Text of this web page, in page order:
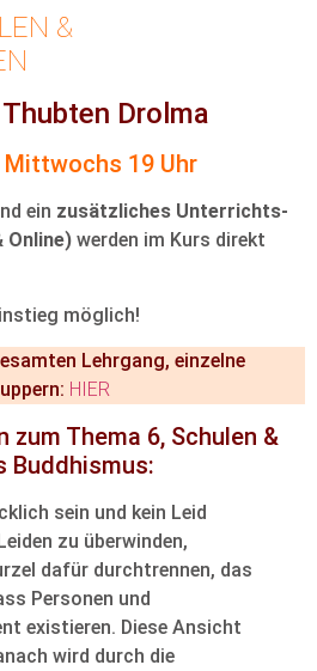
&
Drolma
Mittwochs 19 Uhr
ein zusätzliches Unterrichts-
Online) werden im Kurs direkt
möglich!
Lehrgang, einzelne
HIER
Thema 6, Schulen &
Buddhismus:
sein und kein Leid
zu überwinden,
dafür durchtrennen, das
Personen und
existieren. Diese Ansicht
wird durch die